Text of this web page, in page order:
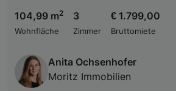
104,99 m2
Wohnfläche
3
Zimmer
€ 1.799,00
Bruttomiete
Anita Ochsenhofer
Moritz Immobilien